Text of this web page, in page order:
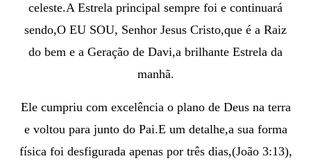
celeste.A Estrela principal sempre foi e continuará
sendo,O EU SOU, Senhor Jesus Cristo,que é a Raiz
do bem e a Geração de Davi,a brilhante Estrela da
manhã.
Ele cumpriu com excelência o plano de Deus na terra
e voltou para junto do Pai.E um detalhe,a sua forma
física foi desfigurada apenas por três dias,(João 3:13),